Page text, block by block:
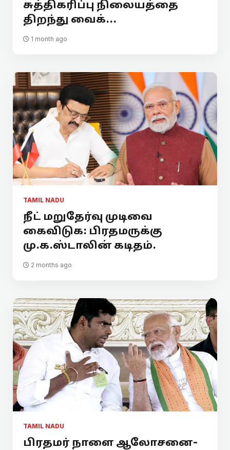
சுத்திகரிப்பு நிலையத்தை
திறந்து வைக்...
1 month ago
TAMIL NADU
நீட் மறுதேர்வு முடிவை
கைவிடுக: பிரதமருக்கு
மு.க.ஸ்டாலின் கடிதம்.
2 months ago
TAMIL NADU
பிரதமர் நாளை ஆலோசனை-